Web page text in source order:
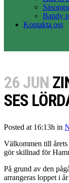
Bandy
Kontakta oss
26 JUN
SES
Posted at 16:13h in
Välkommen till
gör skillnad för
På grund av den
arrangeras loppet i